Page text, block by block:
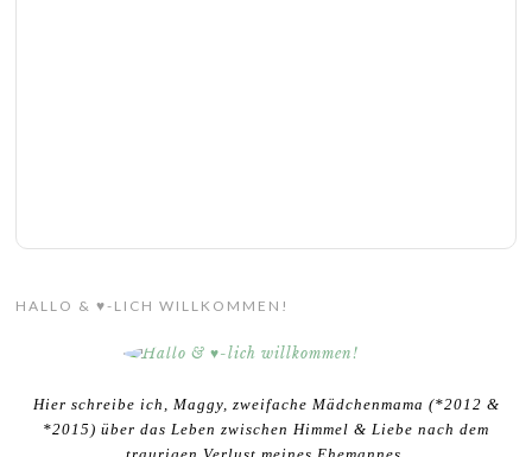
HALLO & ♥-LICH WILLKOMMEN!
Hier schreibe ich, Maggy, zweifache Mädchenmama (*2012 &
*2015) über das Leben zwischen Himmel & Liebe nach dem
traurigen Verlust meines Ehemannes.